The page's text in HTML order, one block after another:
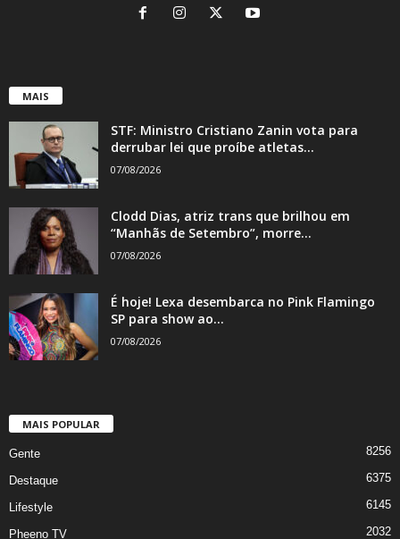
MAIS
STF: Ministro Cristiano Zanin vota para
derrubar lei que proíbe atletas...
07/08/2026
Clodd Dias, atriz trans que brilhou em
“Manhãs de Setembro”, morre...
07/08/2026
É hoje! Lexa desembarca no Pink Flamingo
SP para show ao...
07/08/2026
MAIS POPULAR
Gente 8256
Destaque 6375
Lifestyle 6145
Pheeno TV 2032